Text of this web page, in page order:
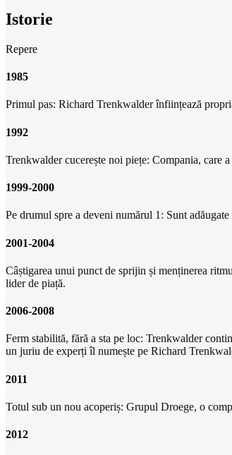
Istorie
Repere
1985
Primul pas: Richard Trenkwalder înființează
1992
Trenkwalder cucerește noi piețe: Compania, care
1999-2000
Pe drumul spre a deveni numărul 1: Sunt
2001-2004
Câștigarea unui punct de sprijin și menținerea
lider de piață.
2006-2008
Ferm stabilită, fără a sta pe loc: Trenkwalder
un juriu de experți îl numește pe Richard
2011
Totul sub un nou acoperiș: Grupul Droege, o
2012